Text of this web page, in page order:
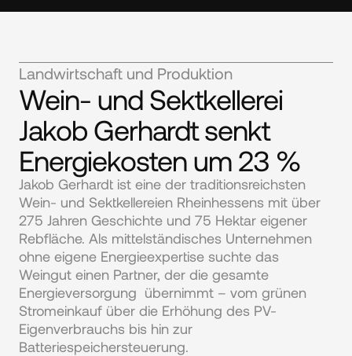
Landwirtschaft und Produktion
Wein- und Sektkellerei
Jakob Gerhardt senkt
Energiekosten um 23 %
Jakob Gerhardt ist eine der traditionsreichsten
Wein- und Sektkellereien Rheinhessens mit über
275 Jahren Geschichte und 75 Hektar eigener
Rebfläche. Als mittelständisches Unternehmen
ohne eigene Energieexpertise suchte das
Weingut einen Partner, der die gesamte
Energieversorgung  übernimmt – vom grünen
Stromeinkauf über die Erhöhung des PV-
Eigenverbrauchs bis hin zur
Batteriespeichersteuerung.